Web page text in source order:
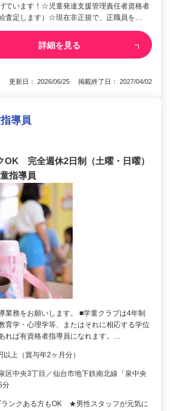
ています！☆児童発達支援管理責任者資格者
査定します）☆現在非正規で、正職員を…
詳細を見る
更新日： 2026/06/25 掲載終了日： 2027/04/02
導員
OK 完全週休2日制（土曜・日曜）
指導員
業務をお願いします。 ■学童クラブは4年制
育学・心理学等、またはそれに相応する学位
れば有資格者指導員になれます。…
上（賞与年2ヶ月分）
区中央3丁目／仙台市地下鉄南北線「泉中央
分
ランクある方もOK ★男性スタッフが元気に